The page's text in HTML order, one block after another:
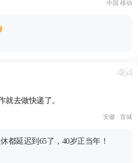
中国 移动
464
就去做快递了。
安徽 · 宣城
都延迟到65了，40岁正当年！